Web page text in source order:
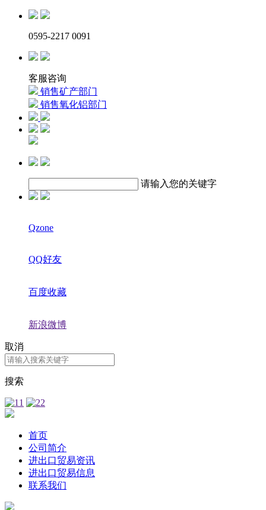
0595-2217 0091
客服咨询
销售矿产部门
销售氧化铝部门
请输入您的关键字
Qzone
QQ好友
百度收藏
新浪微博
取消
搜索
首页
公司简介
进出口贸易资讯
进出口贸易信息
联系我们